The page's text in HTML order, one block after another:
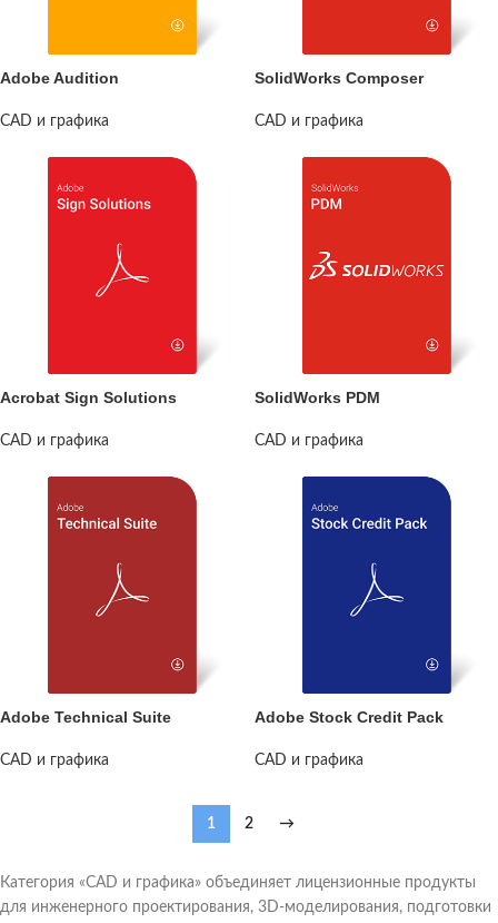
Adobe Audition
CAD и графика
SolidWorks Composer
CAD и графика
Acrobat Sign Solutions
CAD и графика
SolidWorks PDM
CAD и графика
Adobe Technical Suite
CAD и графика
Adobe Stock Credit Pack
CAD и графика
1 2 →
Категория «CAD и графика» объединяет лицензионные продукты
для инженерного проектирования, 3D-моделирования, подготовки